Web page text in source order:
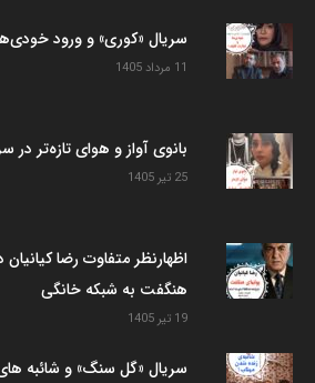
سریال «کوری» و ورود
11 مرداد 1405
بانوی آواز و هوای تازه‌تر در
25 تیر 1405
اظهارنظر متفاوت رضا کیانیان
هنگفت به شبکه خانگی
19 تیر 1405
سریال «گل سنگ» و شائبه